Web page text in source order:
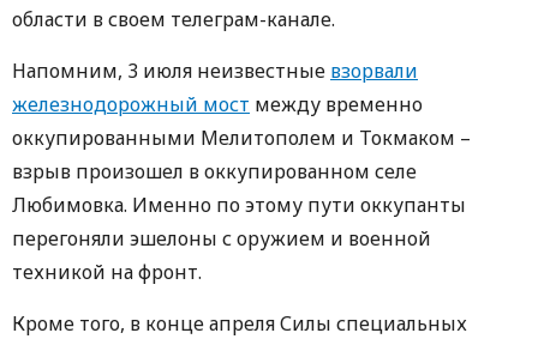
области в своем телеграм-канале.
Напомним, 3 июля неизвестные взорвали
железнодорожный мост между временно
оккупированными Мелитополем и Токмаком –
взрыв произошел в оккупированном селе
Любимовка. Именно по этому пути оккупанты
перегоняли эшелоны с оружием и военной
техникой на фронт.
Кроме того, в конце апреля Силы специальных